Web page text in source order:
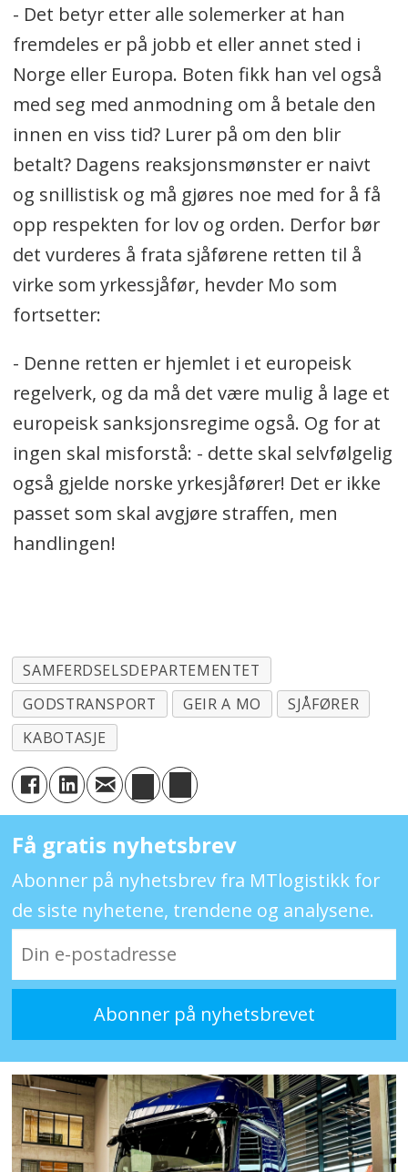
- Det betyr etter alle solemerker at han
fremdeles er på jobb et eller annet sted i
Norge eller Europa. Boten fikk han vel også
med seg med anmodning om å betale den
innen en viss tid? Lurer på om den blir
betalt? Dagens reaksjonsmønster er naivt
og snillistisk og må gjøres noe med for å få
opp respekten for lov og orden. Derfor bør
det vurderes å frata sjåførene retten til å
virke som yrkessjåfør, hevder Mo som
fortsetter:
- Denne retten er hjemlet i et europeisk
regelverk, og da må det være mulig å lage et
europeisk sanksjonsregime også. Og for at
ingen skal misforstå: - dette skal selvfølgelig
også gjelde norske yrkesjåfører! Det er ikke
passet som skal avgjøre straffen, men
handlingen!
SAMFERDSELSDEPARTEMENTET
GODSTRANSPORT
GEIR A MO
SJÅFØRER
KABOTASJE
Få gratis nyhetsbrev
Abonner på nyhetsbrev fra MTlogistikk for
de siste nyhetene, trendene og analysene.